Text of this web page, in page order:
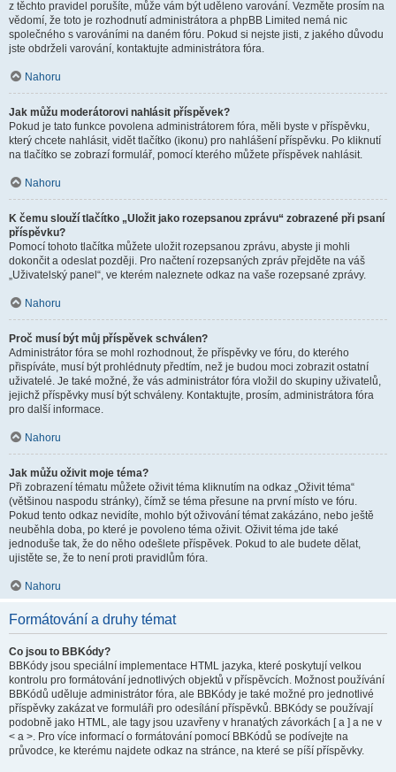
z těchto pravidel porušíte, může vám být uděleno varování. Vezměte prosím na
vědomí, že toto je rozhodnutí administrátora a phpBB Limited nemá nic
společného s varováními na daném fóru. Pokud si nejste jisti, z jakého důvodu
jste obdrželi varování, kontaktujte administrátora fóra.
Nahoru
Jak můžu moderátorovi nahlásit příspěvek?
Pokud je tato funkce povolena administrátorem fóra, měli byste v příspěvku,
který chcete nahlásit, vidět tlačítko (ikonu) pro nahlášení příspěvku. Po kliknutí
na tlačítko se zobrazí formulář, pomocí kterého můžete příspěvek nahlásit.
Nahoru
K čemu slouží tlačítko „Uložit jako rozepsanou zprávu“ zobrazené při psaní
příspěvku?
Pomocí tohoto tlačítka můžete uložit rozepsanou zprávu, abyste ji mohli
dokončit a odeslat později. Pro načtení rozepsaných zpráv přejděte na váš
„Uživatelský panel“, ve kterém naleznete odkaz na vaše rozepsané zprávy.
Nahoru
Proč musí být můj příspěvek schválen?
Administrátor fóra se mohl rozhodnout, že příspěvky ve fóru, do kterého
přispíváte, musí být prohlédnuty předtím, než je budou moci zobrazit ostatní
uživatelé. Je také možné, že vás administrátor fóra vložil do skupiny uživatelů,
jejichž příspěvky musí být schváleny. Kontaktujte, prosím, administrátora fóra
pro další informace.
Nahoru
Jak můžu oživit moje téma?
Při zobrazení tématu můžete oživit téma kliknutím na odkaz „Oživit téma“
(většinou naspodu stránky), čímž se téma přesune na první místo ve fóru.
Pokud tento odkaz nevidíte, mohlo být oživování témat zakázáno, nebo ještě
neuběhla doba, po které je povoleno téma oživit. Oživit téma jde také
jednoduše tak, že do něho odešlete příspěvek. Pokud to ale budete dělat,
ujistěte se, že to není proti pravidlům fóra.
Nahoru
Formátování a druhy témat
Co jsou to BBKódy?
BBKódy jsou speciální implementace HTML jazyka, které poskytují velkou
kontrolu pro formátování jednotlivých objektů v příspěvcích. Možnost používání
BBKódů uděluje administrátor fóra, ale BBKódy je také možné pro jednotlivé
příspěvky zakázat ve formuláři pro odesílání příspěvků. BBKódy se používají
podobně jako HTML, ale tagy jsou uzavřeny v hranatých závorkách [ a ] a ne v
< a >. Pro více informací o formátování pomocí BBKódů se podívejte na
průvodce, ke kterému najdete odkaz na stránce, na které se píší příspěvky.